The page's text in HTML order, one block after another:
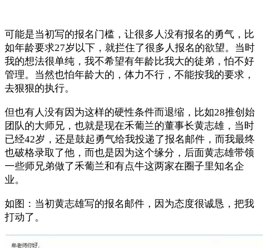
可能是当初写的报名门槛，让很多人没有报名的勇气，比
如年龄要求27岁以下，就拦住了很多人报名的欲望。当时
我的想法很单纯，我不希望有年龄比我大的徒弟，怕不好
管理。当然也怕年龄大的，体力不行，不能按我的要求，
去狠狠的执行。
但也有人没有因为这样的硬性条件而退缩，比如28推创始
团队的大师兄，也就是现在禾葡兰的董事长黄志雄，当时
已经42岁，还是鼓起勇气给我投递了报名邮件，而我最终
也破格录取了他，而也是因为这个缘分，后面黄志雄带领
一些师兄弟做了禾葡兰和有点牛这两家在圈子里知名企
业。
如图：当初黄志雄写的报名邮件，因为态度很诚恳，把我
打动了。